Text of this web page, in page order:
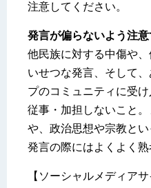
注意してください。
発言が偏らないよう注意
他民族に対する中傷や
いせつな発言、そして
プのコミュニティに受
従事・加担しないこと
や、政治思想や宗教と
発言の際にはよくよく熟
【ソーシャルメディア